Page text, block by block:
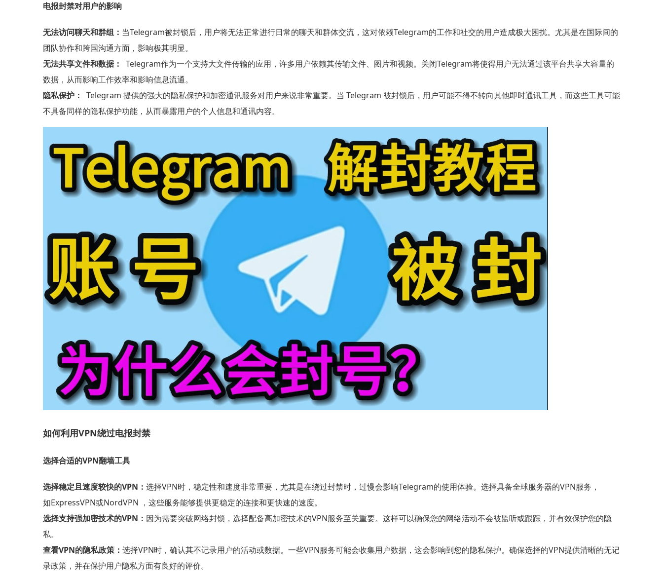
电报封禁对用户的影响
无法访问聊天和群组： 当Telegram被封锁后，用户将无法正常进行日常的聊天和群体交流，这对依赖Telegram的工作和社交的用户造成极大困扰。尤其是在国际间的
团队协作和跨国沟通方面，影响极其明显。
无法共享文件和数据：
Telegram作为一个支持大文件传输的应用，许多用户依赖其传输文件、图片和视频。关闭Telegram将使得用户无法通过该平台共享大容量的
数据，从而影响工作效率和影响信息流通。
隐私保护：
Telegram 提供的强大的隐私保护和加密通讯服务对用户来说非常重要。当 Telegram 被封锁后，用户可能不得不转向其他即时通讯工具，而这些工具可能
不具备同样的隐私保护功能，从而暴露用户的个人信息和通讯内容。
如何利用VPN绕过电报封禁
选择合适的VPN翻墙工具
选择稳定且速度较快的VPN： 选择VPN时，稳定性和速度非常重要，尤其是在绕过封禁时，过慢会影响Telegram的使用体验。选择具备全球服务器的VPN服务，
如ExpressVPN或NordVPN ，这些服务能够提供更稳定的连接和更快速的速度。
选择支持强加密技术的VPN： 因为需要突破网络封锁，选择配备高加密技术的VPN服务至关重要。这样可以确保您的网络活动不会被监听或跟踪，并有效保护您的隐
私。
查看VPN的隐私政策： 选择VPN时，确认其不记录用户的活动或数据。一些VPN服务可能会收集用户数据，这会影响到您的隐私保护。确保选择的VPN提供清晰的无记
录政策，并在保护用户隐私方面有良好的评价。